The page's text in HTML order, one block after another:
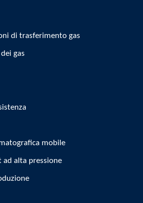
di trasferimento gas
gas
mobile
ad alta pressione